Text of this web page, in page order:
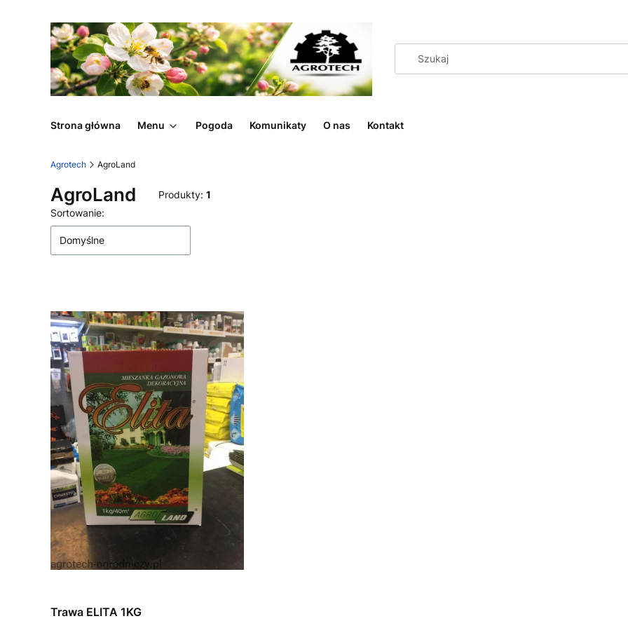
Strona główna Menu Pogoda Komunikaty O nas Kontakt
Agrotech AgroLand
AgroLand Produkty: 1
Lista produktów
Sortowanie:
Domyślne
Trawa ELITA 1KG